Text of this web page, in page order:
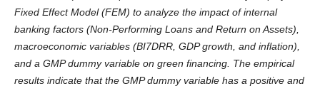
Fixed Effect Model (FEM) to analyze the impact of internal
banking factors (Non-Performing Loans and Return on Assets),
macroeconomic variables (BI7DRR, GDP growth, and inflation),
and a GMP dummy variable on green financing. The empirical
results indicate that the GMP dummy variable has a positive and